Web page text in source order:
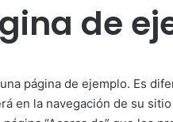
de
página de ejemplo. Es
en la navegación de su